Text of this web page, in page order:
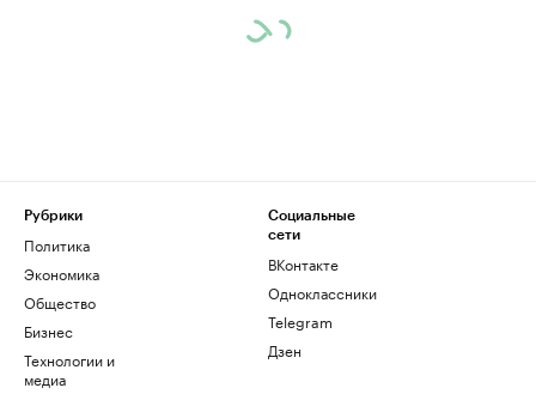
Рубрики
Политика
Экономика
Общество
Бизнес
Технологии и
медиа
Социальные
сети
ВКонтакте
Одноклассники
Telegram
Дзен